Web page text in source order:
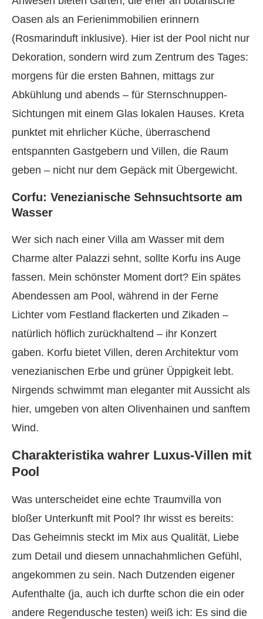
Oasen als an Ferienimmobilien erinnern
(Rosmarinduft inklusive). Hier ist der Pool nicht nur
Dekoration, sondern wird zum Zentrum des Tages:
morgens für die ersten Bahnen, mittags zur
Abkühlung und abends – für Sternschnuppen-
Sichtungen mit einem Glas lokalen Hauses. Kreta
punktet mit ehrlicher Küche, überraschend
entspannten Gastgebern und Villen, die Raum
geben – nicht nur dem Gepäck mit Übergewicht.
Corfu: Venezianische Sehnsuchtsorte am
Wasser
Wer sich nach einer Villa am Wasser mit dem
Charme alter Palazzi sehnt, sollte Korfu ins Auge
fassen. Mein schönster Moment dort? Ein spätes
Abendessen am Pool, während in der Ferne
Lichter vom Festland flackerten und Zikaden –
natürlich höflich zurückhaltend – ihr Konzert
gaben. Korfu bietet Villen, deren Architektur vom
venezianischen Erbe und grüner Üppigkeit lebt.
Nirgends schwimmt man eleganter mit Aussicht als
hier, umgeben von alten Olivenhainen und sanftem
Wind.
Charakteristika wahrer Luxus-Villen mit
Pool
Was unterscheidet eine echte Traumvilla von
bloßer Unterkunft mit Pool? Ihr wisst es bereits:
Das Geheimnis steckt im Mix aus Qualität, Liebe
zum Detail und diesem unnachahmlichen Gefühl,
angekommen zu sein. Nach Dutzenden eigener
Aufenthalte (ja, auch ich durfte schon die ein oder
andere Regendusche testen) weiß ich: Es sind die